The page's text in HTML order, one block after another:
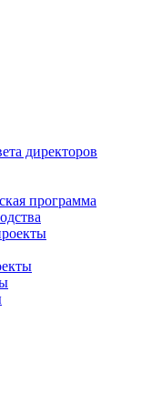
директоров
программа